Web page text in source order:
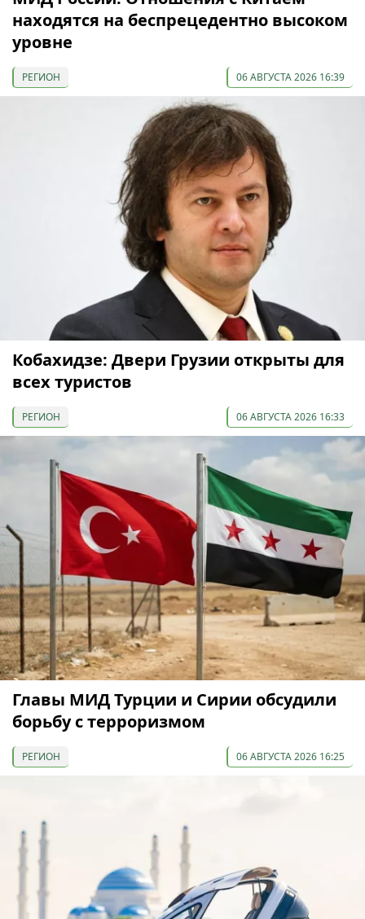
находятся на беспрецедентно высоком
уровне
РЕГИОН 06 АВГУСТА 2026 16:39
Кобахидзе: Двери Грузии открыты для
всех туристов
РЕГИОН 06 АВГУСТА 2026 16:33
Главы МИД Турции и Сирии обсудили
борьбу с терроризмом
РЕГИОН 06 АВГУСТА 2026 16:25